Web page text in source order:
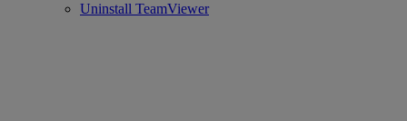
Uninstall TeamViewer